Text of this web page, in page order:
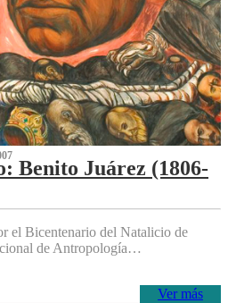
Benito Juárez (1806-
el Bicentenario del Natalicio de
de Antropología…
Ver más